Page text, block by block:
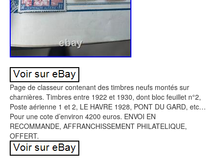
Page de classeur contenant des timbres neufs montés sur
charnières. Timbres entre 1922 et 1930, dont bloc feuillet n°2,
Poste aérienne 1 et 2, LE HAVRE 1928, PONT DU GARD, etc…
Pour une cote d’environ 4200 euros. ENVOI EN
RECOMMANDE, AFFRANCHISSEMENT PHILATELIQUE,
OFFERT.